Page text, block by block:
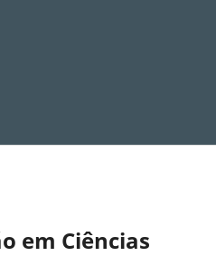
em Ciências